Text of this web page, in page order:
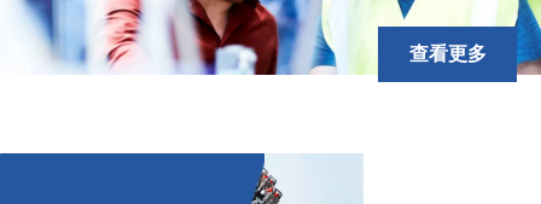
查看更多